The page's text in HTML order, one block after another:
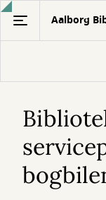
Gå
hovedindhold
Aalborg